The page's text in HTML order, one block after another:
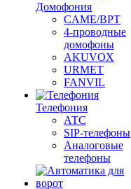
Домофония
CAME/BPT
4-проводные
домофоны
AKUVOX
URMET
FANVIL
Телефония
АТС
SIP-телефоны
Аналоговые
телефоны